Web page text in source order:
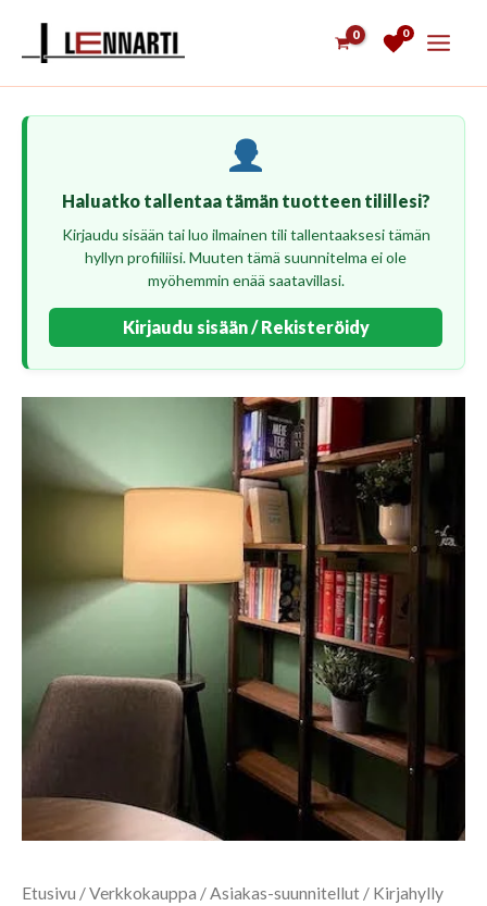
0
Haluatko tallentaa tämän tuotteen tilillesi?
Kirjaudu sisään tai luo ilmainen tili tallentaaksesi tämän
hyllyn profiiliisi. Muuten tämä suunnitelma ei ole
myöhemmin enää saatavillasi.
Kirjaudu sisään / Rekisteröidy
Etusivu /Verkkokauppa / Asiakas-suunnitellut / Kirjahylly